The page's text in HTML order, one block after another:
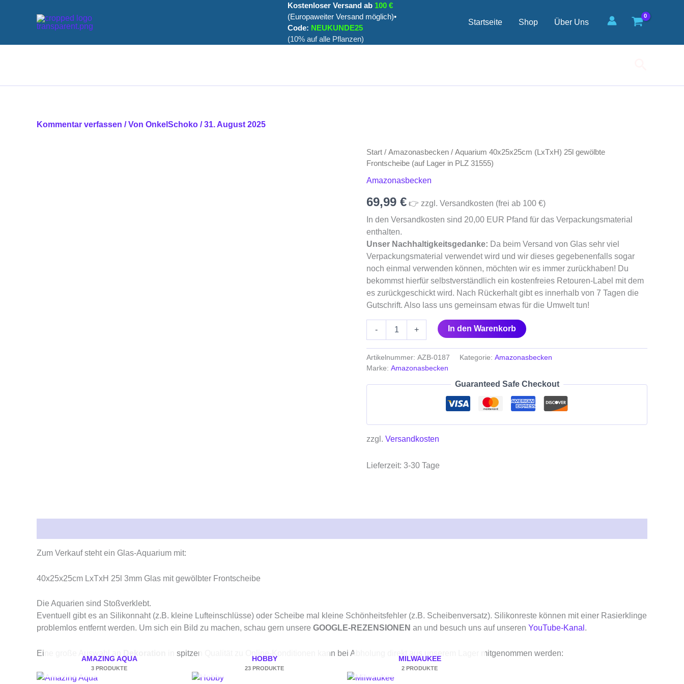
Kostenloser Versand ab 100 €
(Europaweiter Versand möglich)•
Code: NEUKUNDE25
(10% auf alle Pflanzen)
Startseite Shop Über Uns
Kommentar verfassen / Von OnkelSchoko /31. August 2025
Start / Amazonasbecken / Aquarium 40x25x25cm (LxTxH) 25l gewölbte
Frontscheibe (auf Lager in PLZ 31555)
Amazonasbecken
69,99 € 👉 zzgl. Versandkosten (frei ab 100 €)
In den Versandkosten sind 20,00 EUR Pfand für das Verpackungsmaterial
enthalten.
Unser Nachhaltigkeitsgedanke: Da beim Versand von Glas sehr viel
Verpackungsmaterial verwendet wird und wir dieses gegebenenfalls sogar
noch einmal verwenden können, möchten wir es immer zurückhaben! Du
bekommst hierfür selbstverständlich ein kostenfreies Retouren-Label mit dem
es zurückgeschickt wird. Nach Rückerhalt gibt es innerhalb von 7 Tagen die
Gutschrift. Also lass uns gemeinsam etwas für die Umwelt tun!
-
Aquarium
40x25x25cm
25l
Frontscheibe
Lager
in
PLZ
31555)
Menge
+ In den Warenkorb
Artikelnummer: AZB-0187 Kategorie: Amazonasbecken
Marke: Amazonasbecken
Guaranteed Safe Checkout
zzgl. Versandkosten
Lieferzeit: 3-30 Tage
Zum Verkauf steht ein Glas-Aquarium mit:
40x25x25cm LxTxH 25l 3mm Glas mit gewölbter Frontscheibe
Die Aquarien sind Stoßverklebt.
Eventuell gibt es an Silikonnaht (z.B. kleine Lufteinschlüsse) oder Scheibe mal kleine Schönheitsfehler (z.B. Scheibenversatz). Silikonreste können mit einer Rasierklinge
problemlos entfernt werden. Um sich ein Bild zu machen, schau gern unsere GOOGLE-REZENSIONEN an und besuch uns auf unseren YouTube-Kanal .
Eine große Auswahl an in spitzen Qualität zu Online-Konditionen kann bei Abholung direkt aus unserem Lager mitgenommen werden:
AMAZING AQUA
3 PRODUKTE
HOBBY
23 PRODUKTE
MILWAUKEE
2 PRODUKTE
(auf
in